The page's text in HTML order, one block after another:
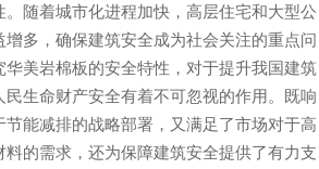
。随着城市化进程加快，高层住宅和大型公
增多，确保建筑安全成为社会关注的重点问
华美岩棉板的安全特性，对于提升我国建筑
民生命财产安全有着不可忽视的作用。既响
节能减排的战略部署，又满足了市场对于高
料的需求，还为保障建筑安全提供了有力支